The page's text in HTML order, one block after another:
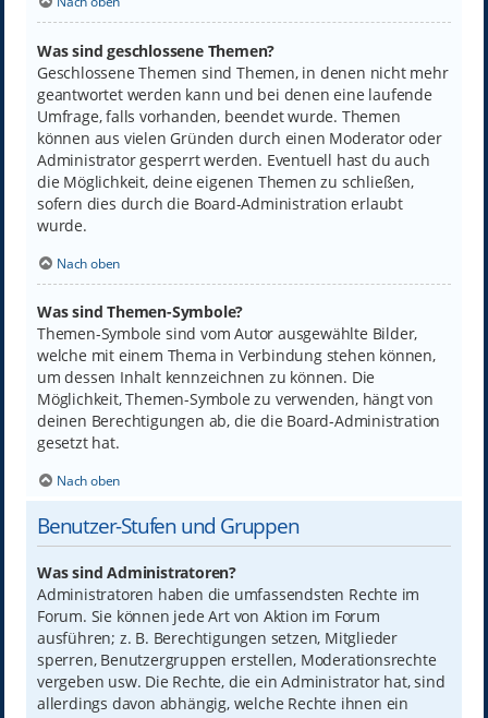
Was sind geschlossene Themen?
Geschlossene Themen sind Themen, in denen nicht mehr
geantwortet werden kann und bei denen eine laufende
Umfrage, falls vorhanden, beendet wurde. Themen
können aus vielen Gründen durch einen Moderator oder
Administrator gesperrt werden. Eventuell hast du auch
die Möglichkeit, deine eigenen Themen zu schließen,
sofern dies durch die Board-Administration erlaubt
wurde.
Nach oben
Was sind Themen-Symbole?
Themen-Symbole sind vom Autor ausgewählte Bilder,
welche mit einem Thema in Verbindung stehen können,
um dessen Inhalt kennzeichnen zu können. Die
Möglichkeit, Themen-Symbole zu verwenden, hängt von
deinen Berechtigungen ab, die die Board-Administration
gesetzt hat.
Nach oben
Benutzer-Stufen und Gruppen
Was sind Administratoren?
Administratoren haben die umfassendsten Rechte im
Forum. Sie können jede Art von Aktion im Forum
ausführen; z. B. Berechtigungen setzen, Mitglieder
sperren, Benutzergruppen erstellen, Moderationsrechte
vergeben usw. Die Rechte, die ein Administrator hat, sind
allerdings davon abhängig, welche Rechte ihnen ein